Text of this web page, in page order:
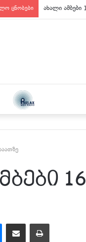
ცნობები ახალი ამბები